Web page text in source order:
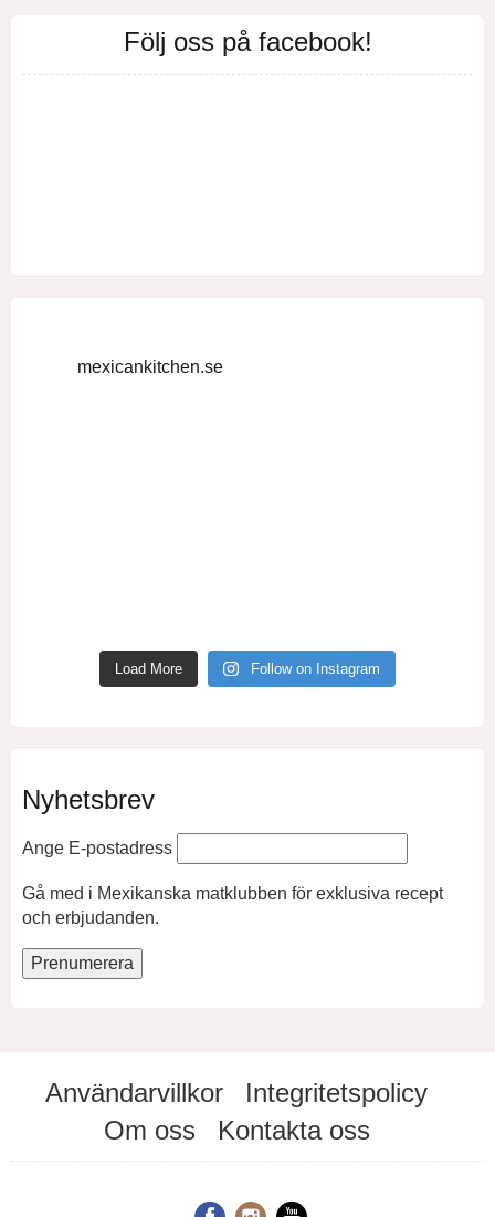
Följ oss på facebook!
mexicankitchen.se
Load More Follow on Instagram
Nyhetsbrev
Ange E-postadress
Gå med i Mexikanska matklubben för exklusiva recept
och erbjudanden.
Användarvillkor
Integritetspolicy
Om oss
Kontakta oss